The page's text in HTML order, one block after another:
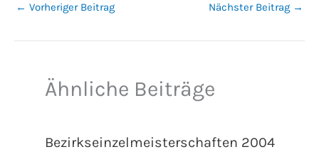
← Vorheriger Beitrag Nächster Beitrag →
Ähnliche Beiträge
Bezirkseinzelmeisterschaften 2004